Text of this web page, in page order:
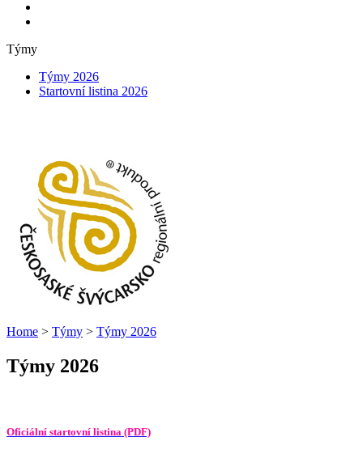
Týmy
Týmy 2026
Startovní listina 2026
Home > Týmy > Týmy 2026
Týmy 2026
Oficiální startovní listina (PDF)